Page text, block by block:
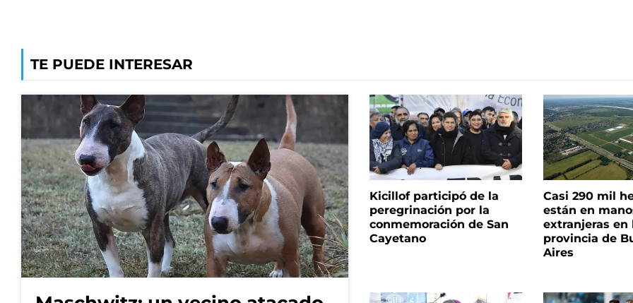
TE PUEDE INTERESAR
Kicillof participó de la
peregrinación por la
conmemoración de San
Cayetano
Casi 290 mil
están en
extranjeras en
provincia de
Aires